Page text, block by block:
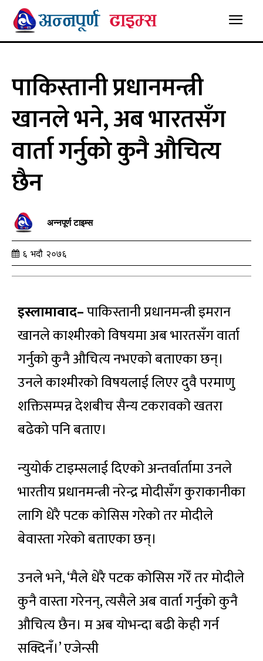
पाकिस्तानी प्रधानमन्त्री
खानले भने, अब भारतसँग
वार्ता गर्नुको कुनै औचित्य
छैन
अन्नपूर्ण टाइम्स
६ भदौ २०७६
इस्लामावाद–पाकिस्तानी प्रधानमन्त्री इमरान
खानले काश्मीरको विषयमा अब भारतसँग वार्ता
गर्नुको कुनै औचित्य नभएको बताएका छन्।
उनले काश्मीरको विषयलाई लिएर दुवै परमाणु
शक्तिसम्पन्न देशबीच सैन्य टकरावको खतरा
बढेको पनि बताए।
न्युयोर्क टाइम्सलाई दिएको अन्तर्वार्तामा उनले
भारतीय प्रधानमन्त्री नरेन्द्र मोदीसँग कुराकानीका
लागि धेरै पटक कोसिस गरेको तर मोदीले
बेवास्ता गरेको बताएका छन्।
उनले भने, ‘मैले धेरै पटक कोसिस गरेँ तर मोदीले
कुनै वास्ता गरेनन्, त्यसैले अब वार्ता गर्नुको कुनै
औचित्य छैन। म अब योभन्दा बढी केही गर्न
सक्दिनँ।’ एजेन्सी